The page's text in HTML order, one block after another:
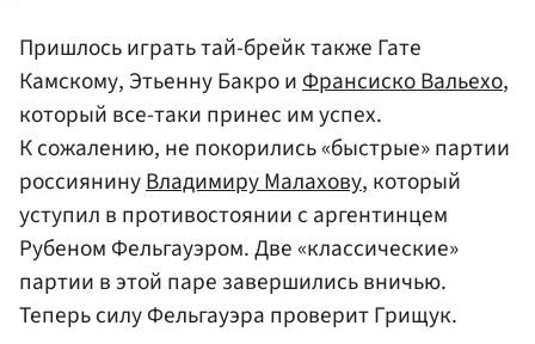
Пришлось играть тай-брейк также Гате
Камскому, Этьенну Бакро иФрансиско Вальехо,
который все-таки принес им успех.
К сожалению, не покорились «быстрые» партии
россиянинуВладимиру Малахову, который
уступил в противостоянии с аргентинцем
Рубеном Фельгауэром. Две «классические»
партии в этой паре завершились вничью.
Теперь силу Фельгауэра проверит Грищук.